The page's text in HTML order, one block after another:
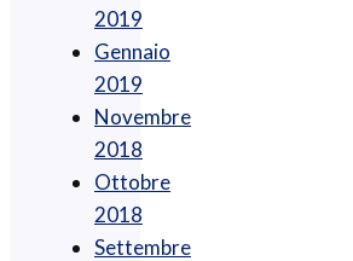
2019
Gennaio
2019
Novembre
2018
Ottobre
2018
Settembre